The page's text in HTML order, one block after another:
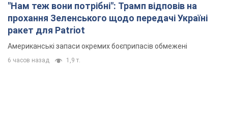
"Нам теж вони потрібні": Трамп відповів на
прохання Зеленського щодо передачі Україні
ракет для Patriot
Американські запаси окремих боєприпасів обмежені
6 часов назад 1,9 т.